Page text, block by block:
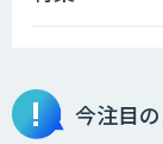
今注目